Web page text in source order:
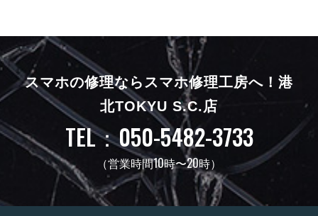
スマホの修理ならスマホ修理工房へ！ 港
北TOKYU S.C.店
TEL：050-5482-3733
（営業時間10時〜20時）